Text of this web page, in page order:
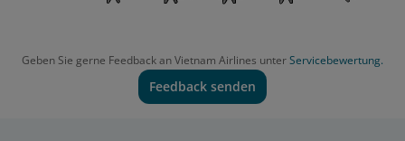
Geben Sie gerne Feedback an Vietnam Airlines unterServicebewertung.
Feedback senden